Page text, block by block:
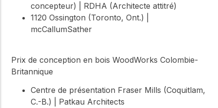
concepteur) | RDHA (Architecte attitré)
1120 Ossington (Toronto, Ont.) |
mcCallumSather
Prix de conception en bois WoodWorks Colombie-
Britannique
Centre de présentation Fraser Mills (Coquitlam,
C.-B.) | Patkau Architects